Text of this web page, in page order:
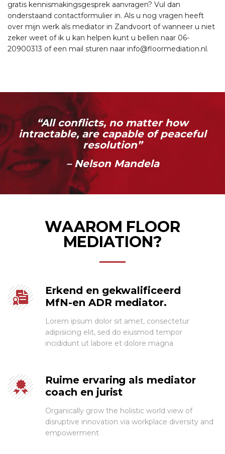
gratis kennismakingsgesprek aanvragen? Vul dan
onderstaand contactformulier in. Als u nog vragen heeft
over mijn werk als mediator in Zandvoort of wanneer u niet
zeker weet of ik u kan helpen kunt u bellen naar 06-
20900313 of een mail sturen naar info@floormediation.nl.
“All conflicts, no matter how
intractable, are capable of peaceful
resolution”
– Nelson Mandela
WAAROM FLOOR
MEDIATION?
Erkend en gekwalificeerd
MfN-en ADR mediator.
Lorem ipsum dolor sit amet, consectetur
adipisicing elit, sed do eiusmod tempor
incididunt ut labore et dolore magna
Ruime ervaring als mediator
coach en jurist
Organically grow the holistic world view of
disruptive innovation via workplace diversity and
empowerment